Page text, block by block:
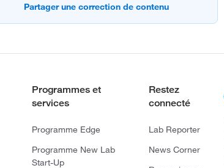
Programmes et
services
Programme Edge
Programme New Lab
Start-Up
Restez
connecté
Lab Reporter
News Corner